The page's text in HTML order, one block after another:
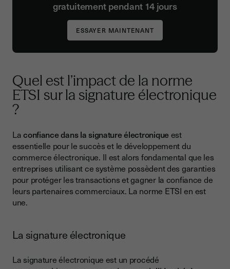
gratuitement pendant 14 jours
Quel est l’impact de la norme
ETSI sur la signature électronique
?
Laconfiance dans la signature électroniqueest
essentielle pour le succès et le développement du
commerce électronique. Il est alors fondamental que les
entreprises utilisant ce système possèdent des garanties
pour protéger les transactions et gagner la confiance de
leurs partenaires commerciaux. La norme ETSI en est
une.
La signature électronique
La signature électronique est un procédé